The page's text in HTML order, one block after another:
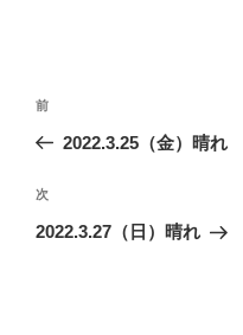
投
ビ
ゲ
前
の
稿
前
2022.3.25（金）晴れ
次
の
次
2022.3.27（日）晴れ